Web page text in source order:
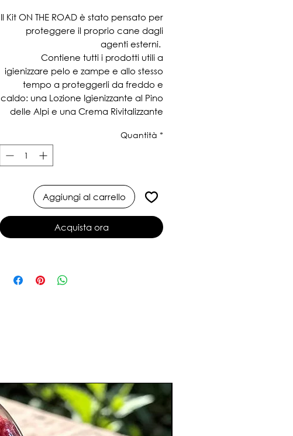
Il Kit ON THE ROAD è stato pensato per
proteggere il proprio cane dagli
agenti esterni.
Contiene tutti i prodotti utili a
igienizzare pelo e zampe e allo stesso
tempo a proteggerli da freddo e
caldo: una Lozione Igienizzante al Pino
delle Alpi e una Crema Rivitalizzante
Quantità *
Aggiungi al carrello
Acquista ora